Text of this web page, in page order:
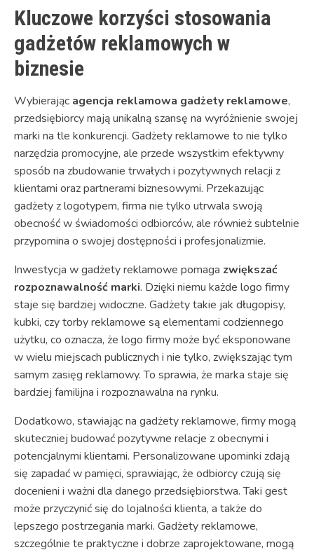
Kluczowe korzyści stosowania
gadżetów reklamowych w
biznesie
Wybierając agencja reklamowa gadżety reklamowe,
przedsiębiorcy mają unikalną szansę na wyróżnienie swojej
marki na tle konkurencji. Gadżety reklamowe to nie tylko
narzędzia promocyjne, ale przede wszystkim efektywny
sposób na zbudowanie trwałych i pozytywnych relacji z
klientami oraz partnerami biznesowymi. Przekazując
gadżety z logotypem, firma nie tylko utrwala swoją
obecność w świadomości odbiorców, ale również subtelnie
przypomina o swojej dostępności i profesjonalizmie.
Inwestycja w gadżety reklamowe pomaga zwiększać
rozpoznawalność marki. Dzięki niemu każde logo firmy
staje się bardziej widoczne. Gadżety takie jak długopisy,
kubki, czy torby reklamowe są elementami codziennego
użytku, co oznacza, że logo firmy może być eksponowane
w wielu miejscach publicznych i nie tylko, zwiększając tym
samym zasięg reklamowy. To sprawia, że marka staje się
bardziej familijna i rozpoznawalna na rynku.
Dodatkowo, stawiając na gadżety reklamowe, firmy mogą
skuteczniej budować pozytywne relacje z obecnymi i
potencjalnymi klientami. Personalizowane upominki zdają
się zapadać w pamięci, sprawiając, że odbiorcy czują się
docenieni i ważni dla danego przedsiębiorstwa. Taki gest
może przyczynić się do lojalności klienta, a także do
lepszego postrzegania marki. Gadżety reklamowe,
szczególnie te praktyczne i dobrze zaprojektowane, mogą